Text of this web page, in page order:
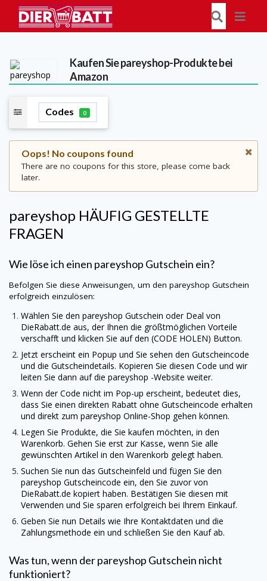
Kaufen Sie pareyshop-Produkte bei
Amazon
Codes 0
Oops! No coupons found
There are no coupons for this store, please come back
later.
pareyshop HÄUFIG GESTELLTE
FRAGEN
Wie löse ich einen pareyshop Gutschein ein?
Befolgen Sie diese Anweisungen, um den pareyshop Gutschein
erfolgreich einzulösen:
Wählen Sie den pareyshop Gutschein oder Deal von
DieRabatt.de aus, der Ihnen die größtmöglichen Vorteile
verschafft und klicken Sie auf den (CODE HOLEN) Button.
Jetzt erscheint ein Popup und Sie sehen den Gutscheincode
und die Gutscheindetails. Kopieren Sie diesen Code und wir
leiten Sie dann auf die pareyshop -Website weiter.
Wenn der Code nicht im Pop-up erscheint, bedeutet dies,
dass Sie einen direkten Rabatt ohne Gutscheincode erhalten
und direkt zum pareyshop Online-Shop gehen können.
Legen Sie Produkte, die Sie kaufen möchten, in den
Warenkorb. Gehen Sie erst zur Kasse, wenn Sie alle
gewünschten Artikel in den Warenkorb gelegt haben.
Suchen Sie nun das Gutscheinfeld und fügen Sie den
pareyshop Gutscheincode ein, den Sie zuvor von
DieRabatt.de kopiert haben. Bestätigen Sie diesen mit
Verwenden und Sie sparen erfolgreich bei Ihrem Einkauf.
Geben Sie nun Details wie Ihre Kontaktdaten und die
Zahlungsmethode ein und schließen Sie den Kauf ab.
Was tun, wenn derpareyshop Gutschein nicht
funktioniert?